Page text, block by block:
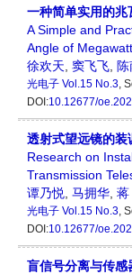
一种简单实用的兆
A Simple and
Angle of
徐欢天 窦飞飞
光电子 Vol.15 No.3,
DOI:10.12677/
透射式望远镜的装
Research on
Transmission
谭乃悦 马拥华 蒋
光电子 Vol.15 No.3,
DOI:10.12677/
盲信号分离与传感